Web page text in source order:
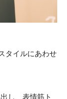
タイルにあわせ
し、表情筋ト